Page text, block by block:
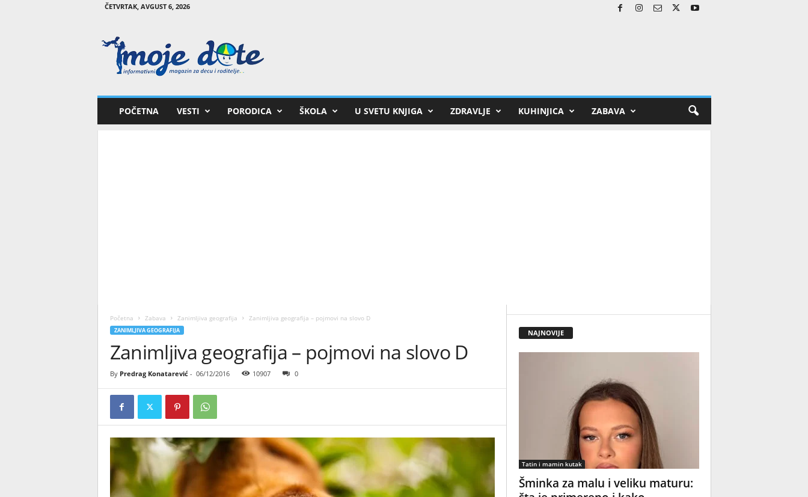
ČETVRTAK, AVGUST 6, 2026
o
POČETNA VESTI PORODICA ŠKOLA U SVETU KNJIGA ZDRAVLJE KUHINJICA ZABAVA
Početna Zabava Zanimljiva geografija Zanimljiva geografija – pojmovi na slovo D
ZANIMLJIVA GEOGRAFIJA
Zanimljiva geografija – pojmovi na slovo D
By Predrag Konatarević- 06/12/2016 10907 0
NAJNOVIJE
Tatin i mamin kutak
Šminka za malu i veliku maturu: